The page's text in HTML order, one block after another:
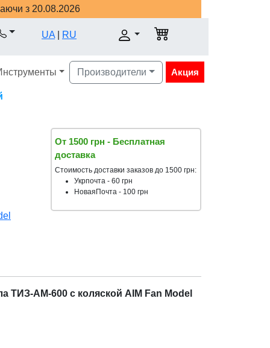
з 20.08.2026
UA RU
Производители Акция
От 1500 грн - Бесплатная
доставка
Стоимость доставки заказов до 1500 грн:
Укрпочта - 60 грн
НоваяПочта - 100 грн
ТИЗ-АМ-600 с коляской AIM Fan Model